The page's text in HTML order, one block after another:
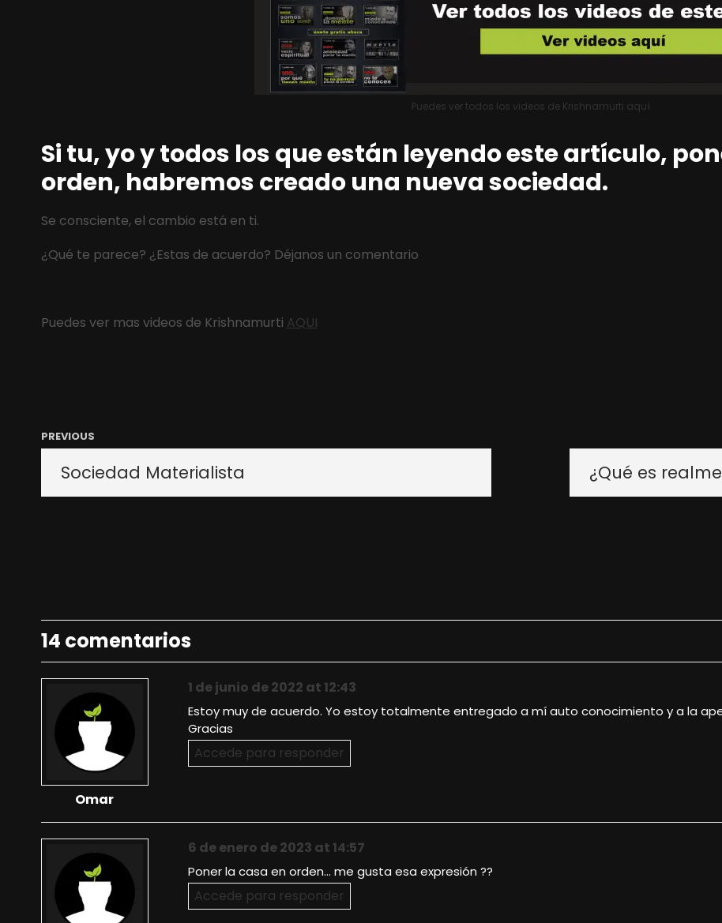
Puedes ver todos los videos de Krishnamurti aquí
Si tu, yo y todos los que están leyendo este artículo,
orden, habremos creado una nueva sociedad.
Se consciente, el cambio está en ti.
¿Qué te parece? ¿Estas de acuerdo? Déjanos un comentario
Puedes ver mas videos de Krishnamurti AQUI
PREVIOUS
Sociedad Materialista ¿Qué es
14 comentarios
Omar
1 de junio de 2022 at 12:43
Estoy muy de acuerdo. Yo estoy totalmente entregado a mí auto conocimiento y a la
Gracias
Accede para responder
6 de enero de 2023 at 14:57
Poner la casa en orden… me gusta esa expresión ??
Accede para responder